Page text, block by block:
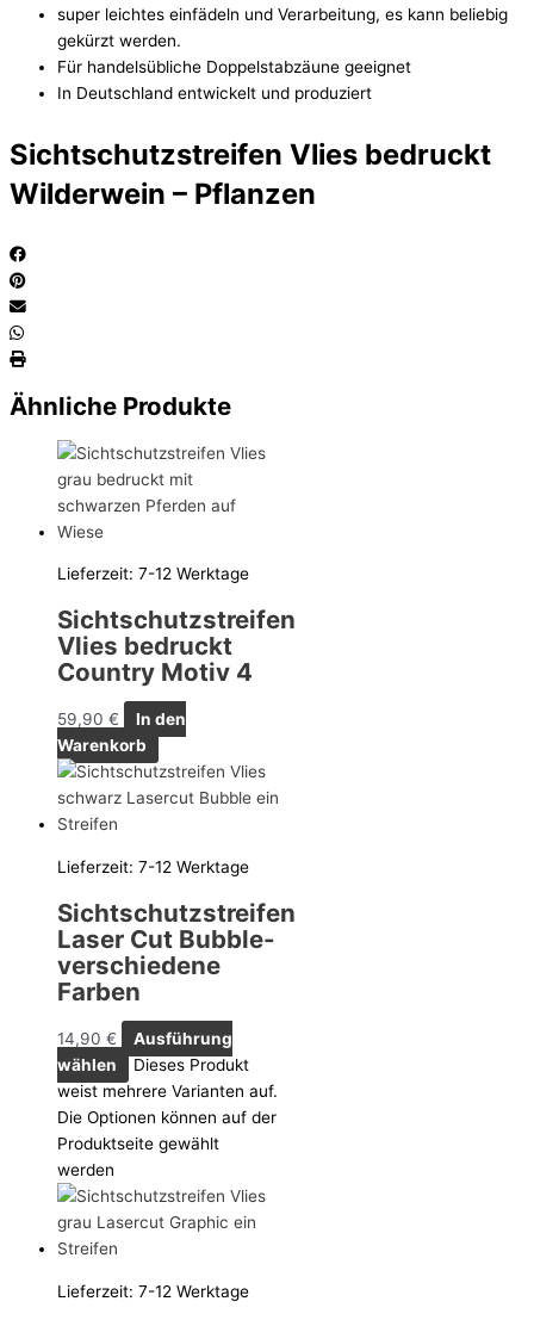
super leichtes einfädeln und Verarbeitung, es kann beliebig
gekürzt werden.
Für handelsübliche Doppelstabzäune geeignet
In Deutschland entwickelt und produziert
Sichtschutzstreifen Vlies bedruckt
Wilderwein – Pflanzen
Ähnliche Produkte
Lieferzeit: 7-12 Werktage
Sichtschutzstreifen
Vlies bedruckt
Country Motiv 4
59,90 €
In den
Warenkorb
Lieferzeit: 7-12 Werktage
Sichtschutzstreifen
Laser Cut Bubble-
verschiedene
Farben
14,90 €
Ausführung
wählen
Dieses Produkt
weist mehrere Varianten auf.
Die Optionen können auf der
Produktseite gewählt
werden
Lieferzeit: 7-12 Werktage